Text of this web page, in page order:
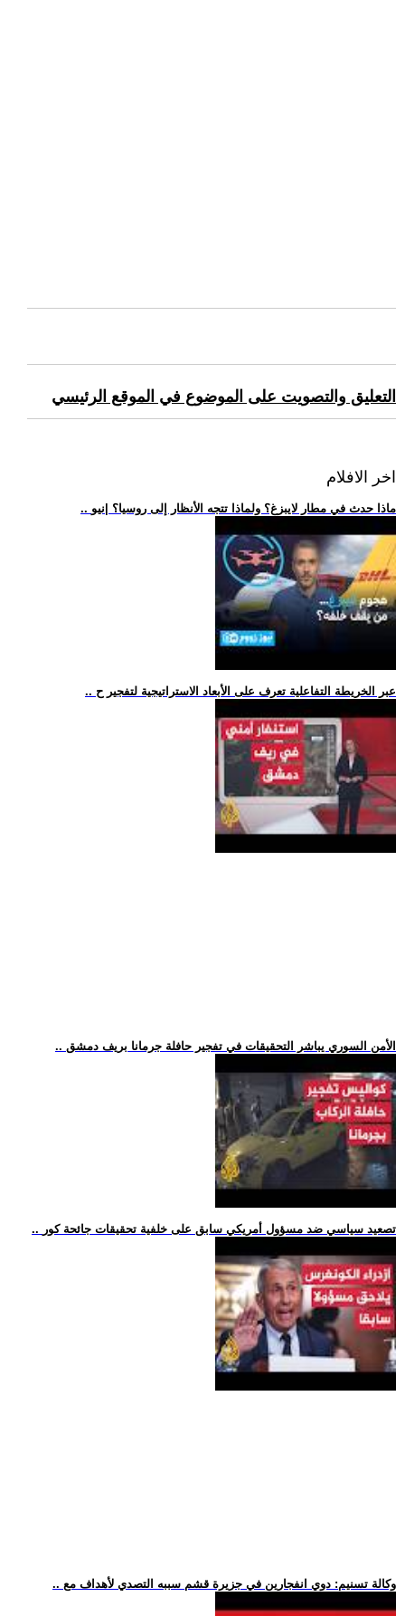
التعليق والتصويت على الموضوع في الموقع الرئيسي
اخر الافلام
.. ماذا حدث في مطار لايبزغ؟ ولماذا تتجه الأنظار إلى روسيا؟ |نيو
.. عبر الخريطة التفاعلية تعرف على الأبعاد الاستراتيجية لتفجير ح
.. الأمن السوري يباشر التحقيقات في تفجير حافلة جرمانا بريف دمشق
.. تصعيد سياسي ضد مسؤول أمريكي سابق على خلفية تحقيقات جائحة كور
.. وكالة تسنيم: دوي انفجارين في جزيرة قشم سببه التصدي لأهداف مع